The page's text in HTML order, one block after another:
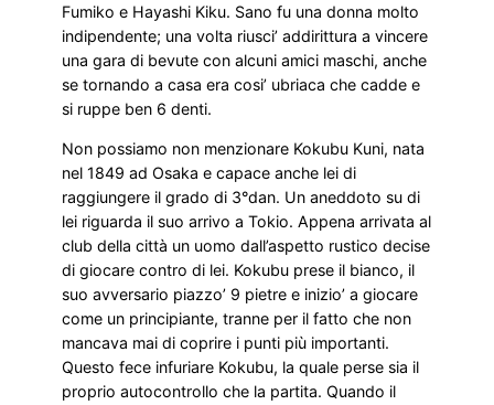
Fumiko e Hayashi Kiku. Sano fu una donna molto
indipendente; una volta riusci’ addirittura a vincere
una gara di bevute con alcuni amici maschi, anche
se tornando a casa era cosi’ ubriaca che cadde e
si ruppe ben 6 denti.
Non possiamo non menzionare Kokubu Kuni, nata
nel 1849 ad Osaka e capace anche lei di
raggiungere il grado di 3°dan. Un aneddoto su di
lei riguarda il suo arrivo a Tokio. Appena arrivata al
club della città un uomo dall’aspetto rustico decise
di giocare contro di lei. Kokubu prese il bianco, il
suo avversario piazzo’ 9 pietre e inizio’ a giocare
come un principiante, tranne per il fatto che non
mancava mai di coprire i punti più importanti.
Questo fece infuriare Kokubu, la quale perse sia il
proprio autocontrollo che la partita. Quando il